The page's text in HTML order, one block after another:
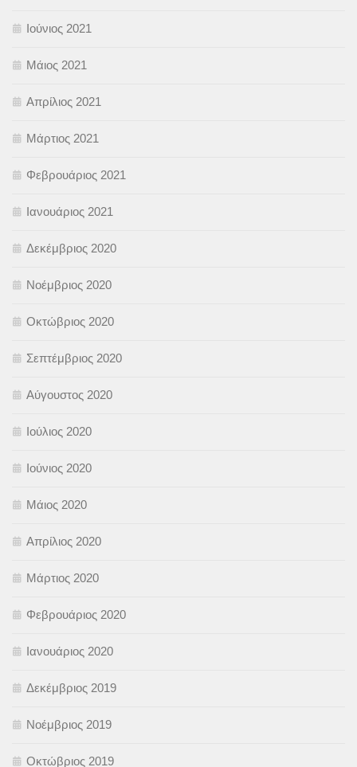
Ιούνιος 2021
Μάιος 2021
Απρίλιος 2021
Μάρτιος 2021
Φεβρουάριος 2021
Ιανουάριος 2021
Δεκέμβριος 2020
Νοέμβριος 2020
Οκτώβριος 2020
Σεπτέμβριος 2020
Αύγουστος 2020
Ιούλιος 2020
Ιούνιος 2020
Μάιος 2020
Απρίλιος 2020
Μάρτιος 2020
Φεβρουάριος 2020
Ιανουάριος 2020
Δεκέμβριος 2019
Νοέμβριος 2019
Οκτώβριος 2019